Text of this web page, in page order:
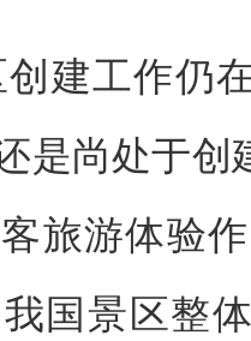
工作仍在
是尚处于创
旅游体验
国景区整